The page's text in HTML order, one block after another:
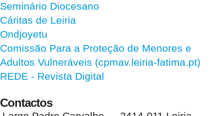
Seminário Diocesano
Cáritas de Leiria
Ondjoyetu
Comissão Para a Proteção de Menores e
Adultos Vulneráveis (cpmav.leiria-fatima.pt)
REDE - Revista Digital
Contactos